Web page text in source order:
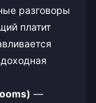
разговоры
платит
—